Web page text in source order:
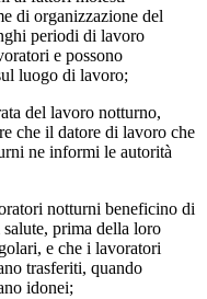
di organizzazione del
periodi di lavoro
e possono
luogo di lavoro;
del lavoro notturno,
che il datore di lavoro che
ne informi le autorità
notturni beneficino di
prima della loro
e che i lavoratori
trasferiti, quando
idonei;